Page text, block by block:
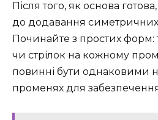
Після того, як основа
до додавання симетричних
Починайте з простих форм:
чи стрілок на кожному
повинні бути однаковими
променях для забезпечення